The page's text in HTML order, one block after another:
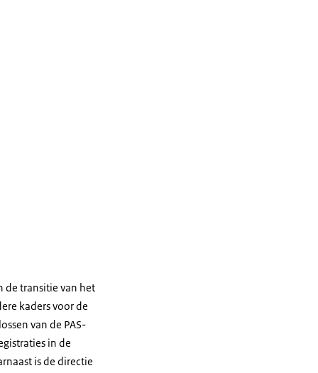
de transitie van het
kaders voor de
van de PAS-
in de
is de directie